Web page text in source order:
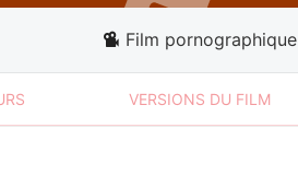
Film pornographique
VERSIONS DU FILM